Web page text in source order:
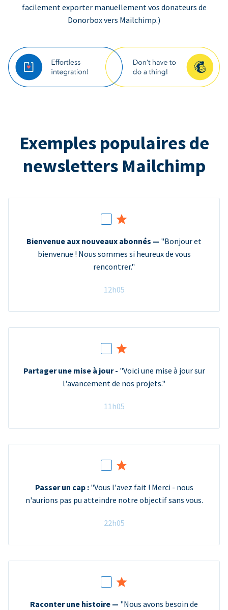
facilement exporter manuellement vos donateurs de
Donorbox vers Mailchimp.)
Exemples populaires de
newsletters Mailchimp
Bienvenue aux nouveaux abonnés — "Bonjour et
bienvenue ! Nous sommes si heureux de vous
rencontrer."
12h05
Partager une mise à jour - "Voici une mise à jour sur
l'avancement de nos projets."
11h05
Passer un cap :"Vous l'avez fait ! Merci - nous
n'aurions pas pu atteindre notre objectif sans vous.
22h05
Raconter une histoire — "Nous avons besoin de